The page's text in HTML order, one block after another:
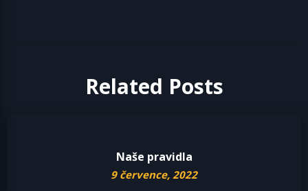
Related Posts
Naše pravidla
9 července, 2022